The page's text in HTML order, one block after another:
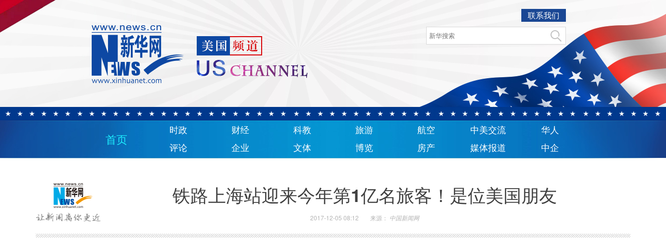
联系我们
首页
时政 财经 科教 旅游 航空 中美交流
华人
评论
企业 文体 博览 房产 媒体报道 中企
铁路上海站迎来今年第1亿名旅客！是位美国朋友
2017-12-05 08:12 来源： 中国新闻网